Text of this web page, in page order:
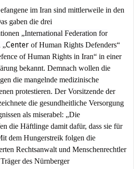
im Iran sind mittlerweile in den
gaben die drei
„International Federation for
„Center of Human Rights Defenders“
of Human Rights in Iran“ in einer
bekannt. Demnach wollen die
die mangelnde medizinische
protestieren. Der Vorsitzende der
die gesundheitliche Versorgung
als miserabel: „Die
die Häftlinge damit dafür, dass sie für
dem Hungerstreik folgen die
Rechtsanwalt und Menschenrechtler
des Nürnberger